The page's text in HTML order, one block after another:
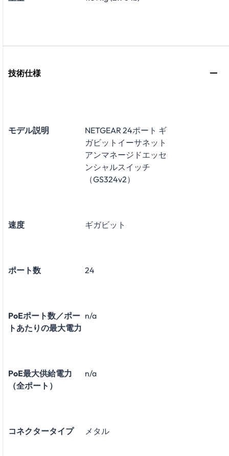
技術仕様
モデル説明
NETGEAR 24ポート ギ
ガビットイーサネット
アンマネージドエッセ
ンシャルスイッチ
（GS324v2）
速度 ギガビット
ポート数 24
PoEポート数／ポー
トあたりの最大電力
n/a
PoE最大供給電力
（全ポート）
n/a
コネクタータイプ メタル